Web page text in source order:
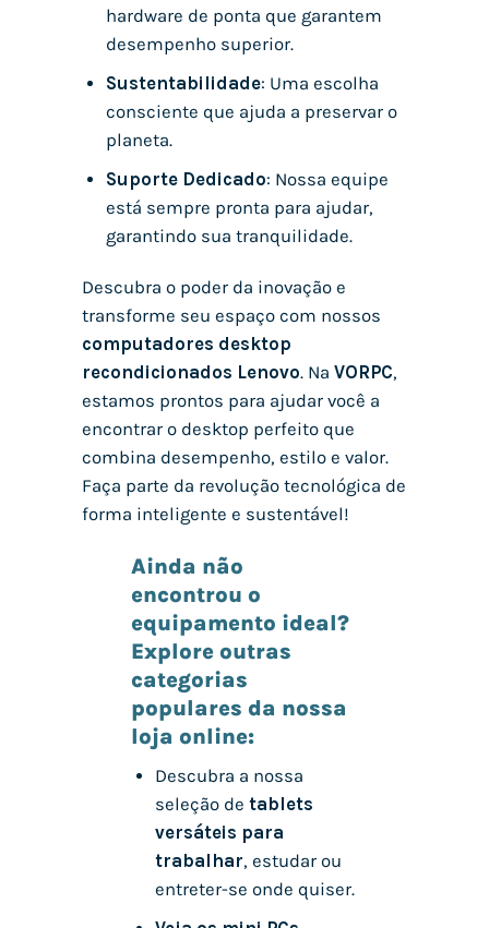
hardware de ponta que garantem
desempenho superior.
Sustentabilidade: Uma escolha
consciente que ajuda a preservar o
planeta.
Suporte Dedicado: Nossa equipe
está sempre pronta para ajudar,
garantindo sua tranquilidade.
Descubra o poder da inovação e
transforme seu espaço com nossos
computadores desktop
recondicionados Lenovo. Na VORPC,
estamos prontos para ajudar você a
encontrar o desktop perfeito que
combina desempenho, estilo e valor.
Faça parte da revolução tecnológica de
forma inteligente e sustentável!
Ainda não
encontrou o
equipamento ideal?
Explore outras
categorias
populares da nossa
loja online:
Descubra a nossa
seleção de tablets
versáteis para
trabalhar, estudar ou
entreter-se onde quiser.